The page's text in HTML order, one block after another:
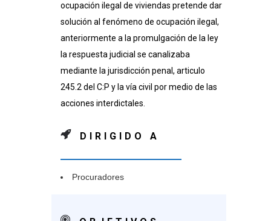
ocupación ilegal de viviendas pretende dar
solución al fenómeno de ocupación ilegal,
anteriormente a la promulgación de la ley
la respuesta judicial se canalizaba
mediante la jurisdicción penal, articulo
245.2 del C:P y la vía civil por medio de las
acciones interdictales.
DIRIGIDO A
Procuradores